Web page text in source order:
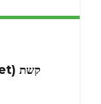
קשת (Keshet) – היבריד T3/C15